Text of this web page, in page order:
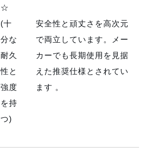
☆
(十
分な
耐久
性と
強度
を持
つ)
安全性と頑丈さを高次元
で両立しています。メー
カーでも長期使用を見据
えた推奨仕様とされてい
ます 。